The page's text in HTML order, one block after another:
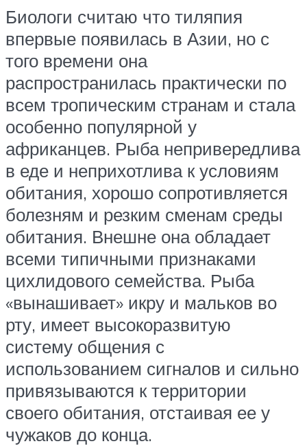
Биологи считаю что тиляпия
впервые появилась в Азии, но с
того времени она
распространилась практически по
всем тропическим странам и стала
особенно популярной у
африканцев. Рыба непривередлива
в еде и неприхотлива к условиям
обитания, хорошо сопротивляется
болезням и резким сменам среды
обитания. Внешне она обладает
всеми типичными признаками
цихлидового семейства. Рыба
«вынашивает» икру и мальков во
рту, имеет высокоразвитую
систему общения с
использованием сигналов и сильно
привязываются к территории
своего обитания, отстаивая ее у
чужаков до конца.